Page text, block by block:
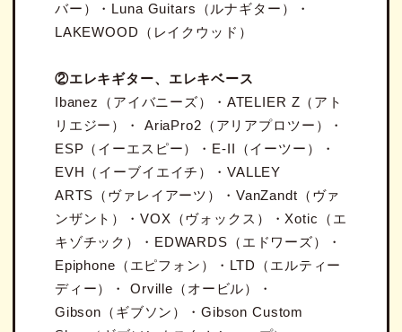
バー）・Luna Guitars（ルナギター）・
LAKEWOOD（レイクウッド）
②エレキギター、エレキベース
Ibanez（アイバニーズ）・ATELIER Z（アト
リエジー）・ AriaPro2（アリアプロツー）・
ESP（イーエスピー）・E-II（イーツー）・
EVH（イーブイエイチ）・VALLEY
ARTS（ヴァレイアーツ）・VanZandt（ヴァ
ンザント）・VOX（ヴォックス）・Xotic（エ
キゾチック）・EDWARDS（エドワーズ）・
Epiphone（エピフォン）・LTD（エルティー
ディー）・ Orville（オービル）・
Gibson（ギブソン）・Gibson Custom